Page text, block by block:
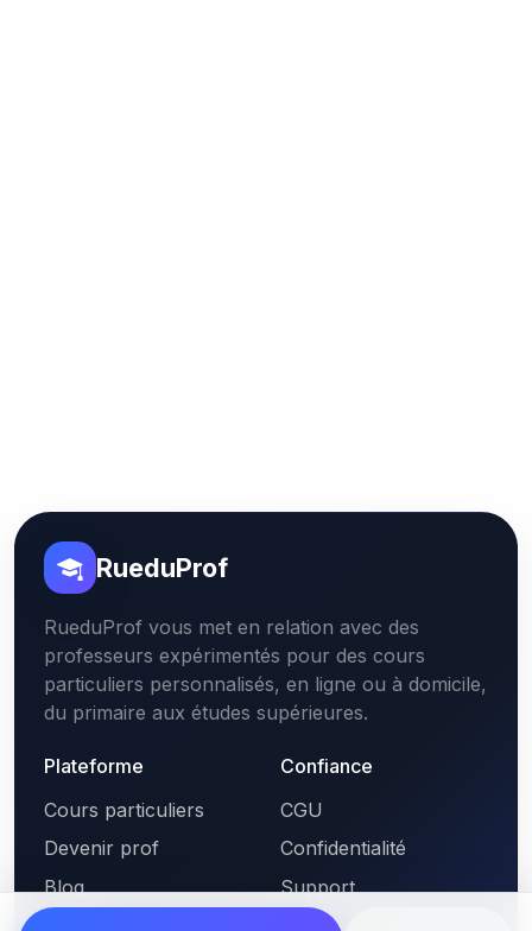
RueduProf
RueduProf vous met en relation avec des
professeurs expérimentés pour des cours
particuliers personnalisés, en ligne ou à domicile,
du primaire aux études supérieures.
Plateforme
Cours particuliers
Devenir prof
Blog
Confiance
CGU
Confidentialité
Support